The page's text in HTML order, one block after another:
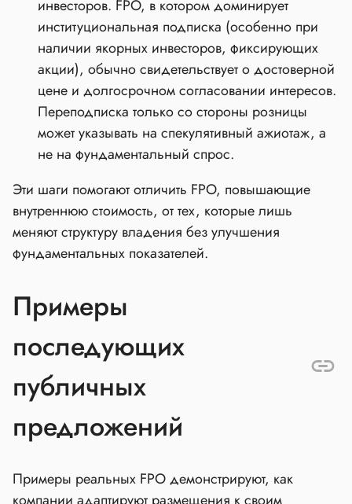
инвесторов. FPO, в котором доминирует
институциональная подписка (особенно при
наличии якорных инвесторов, фиксирующих
акции), обычно свидетельствует о достоверной
цене и долгосрочном согласовании интересов.
Переподписка только со стороны розницы
может указывать на спекулятивный ажиотаж, а
не на фундаментальный спрос.
Эти шаги помогают отличить FPO, повышающие
внутреннюю стоимость, от тех, которые лишь
меняют структуру владения без улучшения
фундаментальных показателей.
Примеры
последующих
публичных
предложений
Примеры реальных FPO демонстрируют, как